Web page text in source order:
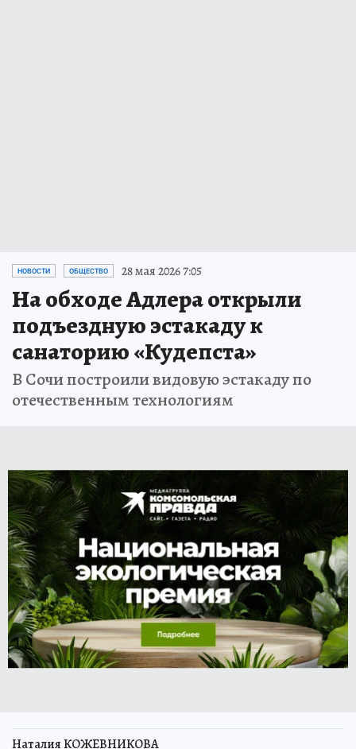
НОВОСТИ ОБЩЕСТВО 28 мая 2026 7:05
На обходе Адлера открыли
подъездную эстакаду к
санаторию «Кудепста»
В Сочи построили видовую эстакаду по
отечественным технологиям
Наталия КОЖЕВНИКОВА